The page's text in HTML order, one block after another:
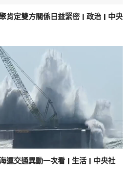
肯定雙方關係日益緊密 | 政治 | 中央
運交通異動一次看 | 生活 | 中央社